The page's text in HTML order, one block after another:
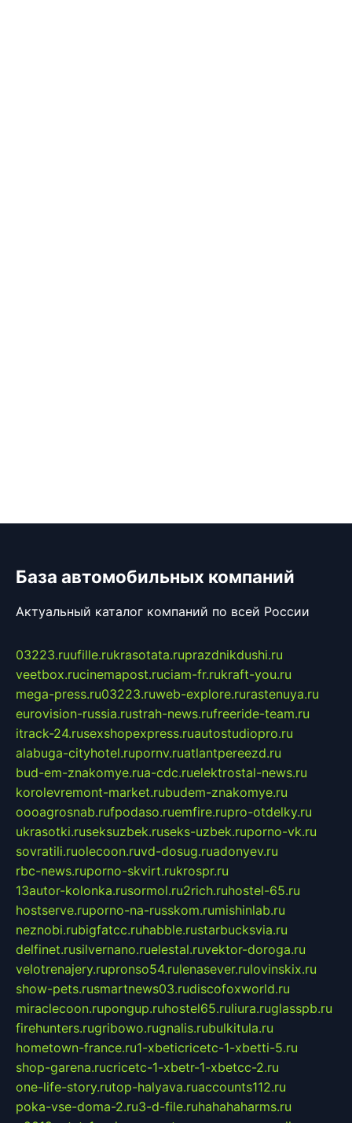
База автомобильных компаний
Актуальный каталог компаний по всей России
03223.ruufille.rukrasotata.ruprazdnikdushi.ru
veetbox.rucinemapost.ruciam-fr.rukraft-you.ru
mega-press.ru03223.ruweb-explore.rurastenuya.ru
eurovision-russia.rustrah-news.rufreeride-team.ru
itrack-24.rusexshopexpress.ruautostudiopro.ru
alabuga-cityhotel.rupornv.ruatlantpereezd.ru
bud-em-znakomye.rua-cdc.ruelektrostal-news.ru
korolevremont-market.rubudem-znakomye.ru
oooagrosnab.rufpodaso.ruemfire.rupro-otdelky.ru
ukrasotki.ruseksuzbek.ruseks-uzbek.ruporno-vk.ru
sovratili.ruolecoon.ruvd-dosug.ruadonyev.ru
rbc-news.ruporno-skvirt.rukrospr.ru
13autor-kolonka.rusormol.ru2rich.ruhostel-65.ru
hostserve.ruporno-na-russkom.rumishinlab.ru
neznobi.rubigfatcc.ruhabble.rustarbucksvia.ru
delfinet.rusilvernano.ruelestal.ruvektor-doroga.ru
velotrenajery.rupronso54.rulenasever.rulovinskix.ru
show-pets.rusmartnews03.rudiscofoxworld.ru
miraclecoon.rupongup.ruhostel65.ruliura.ruglasspb.ru
firehunters.rugribowo.rugnalis.rubulkitula.ru
hometown-france.ru1-xbeticricetc-1-xbetti-5.ru
shop-garena.rucricetc-1-xbetr-1-xbetcc-2.ru
one-life-story.rutop-halyava.ruaccounts112.ru
poka-vse-doma-2.ru3-d-file.ruhahahaharms.ru